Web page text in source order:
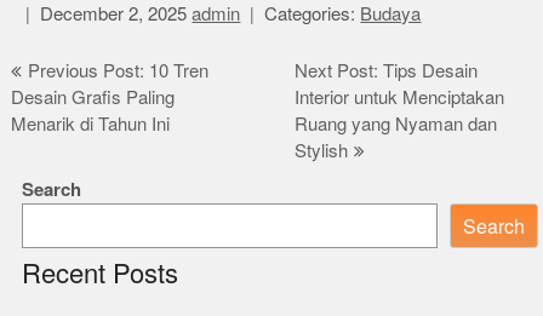
December 2, 2025 admin Categories: Budaya
Post
navigation
Previous Post: 10 Tren
Desain Grafis Paling
Menarik di Tahun Ini
Next Post: Tips Desain
Interior untuk Menciptakan
Ruang yang Nyaman dan
Stylish
Search
Search
Recent Posts